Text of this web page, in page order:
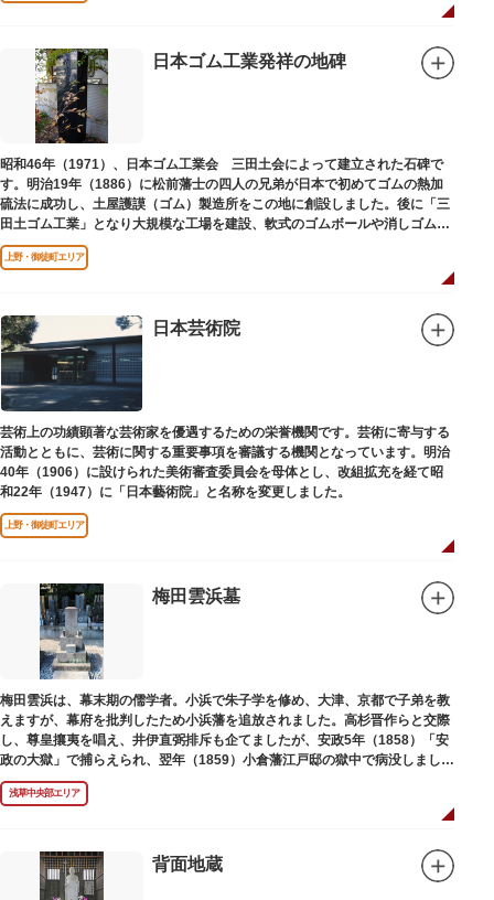
日本ゴム工業発祥の地碑
昭和46年（1971）、日本ゴム工業会 三田土会によって建立された石碑で
す。明治19年（1886）に松前藩士の四人の兄弟が日本で初めてゴムの熱加
硫法に成功し、土屋護謨（ゴム）製造所をこの地に創設しました。後に「三
田土ゴム工業」となり大規模な工場を建設、軟式のゴムボールや消しゴムな
ど新しいゴム製品を次々に開発しました。
上野・御徒町エリア
日本芸術院
芸術上の功績顕著な芸術家を優遇するための栄誉機関です。芸術に寄与する
活動とともに、芸術に関する重要事項を審議する機関となっています。明治
40年（1906）に設けられた美術審査委員会を母体とし、改組拡充を経て昭
和22年（1947）に「日本藝術院」と名称を変更しました。
上野・御徒町エリア
梅田雲浜墓
梅田雲浜は、幕末期の儒学者。小浜で朱子学を修め、大津、京都で子弟を教
えますが、幕府を批判したため小浜藩を追放されました。高杉晋作らと交際
し、尊皇攘夷を唱え、井伊直弼排斥も企てましたが、安政5年（1858）「安
政の大獄」で捕らえられ、翌年（1859）小倉藩江戸邸の獄中で病没しまし
た。お墓は海禅寺（かいぜんじ）にあります。
浅草中央部エリア
背面地蔵